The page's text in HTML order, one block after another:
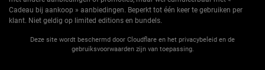
Cadeau bij aankoop » aanbiedingen. Beperkt tot één keer te gebruiken per
klant. Niet geldig op limited editions en bundels.
Deze site wordt beschermd door Cloudflare en het privacybeleid en de
gebruiksvoorwaarden zijn van toepassing.